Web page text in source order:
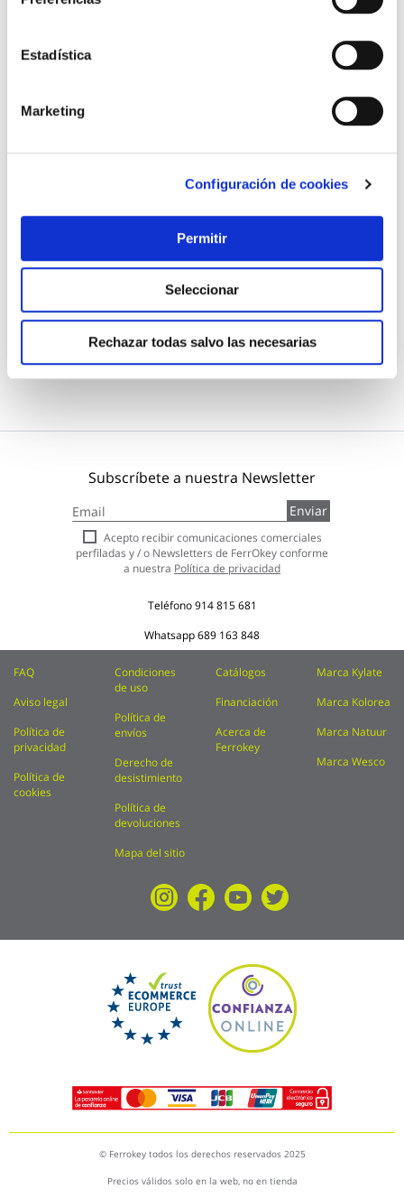
Estadística
Marketing
Configuración de cookies
Permitir
Seleccionar
Rechazar todas salvo las necesarias
Pantalon ignifugo algodon tratado talla l velilla
Velilla
29,45 €
Añadir al carrito
Subscríbete a nuestra Newsletter
a
nuestro
boletín
de
Enviar
Acepto recibir comunicaciones comerciales
perfiladas y / o Newsletters de FerrOkey conforme
a nuestra Política de privacidad
Teléfono914 815 681
Whatsapp689 163 848
FAQ
Aviso legal
Política de
privacidad
Política de
cookies
Condiciones
de uso
Política de
envíos
Derecho de
desistimiento
Política de
devoluciones
Mapa del sitio
Catálogos
Financiación
Acerca de
Ferrokey
Marca Kylate
Marca Kolorea
Marca Natuur
Marca Wesco
© Ferrokey todos los derechos reservados 2025
Precios válidos solo en la web, no en tienda